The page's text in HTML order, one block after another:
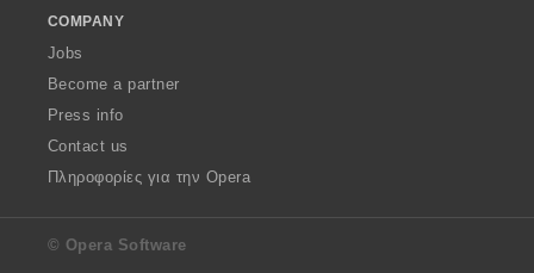
COMPANY
Jobs
Become a partner
Press info
Contact us
Πληροφορίες για την Opera
© Opera Software